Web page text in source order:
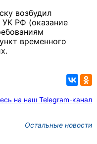
возбудил
УК РФ (оказание
временного
на наш Telegram-канал
Остальные новости